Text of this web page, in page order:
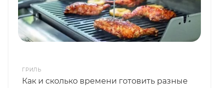
ГРИЛЬ
Как и сколько времени готовить разные